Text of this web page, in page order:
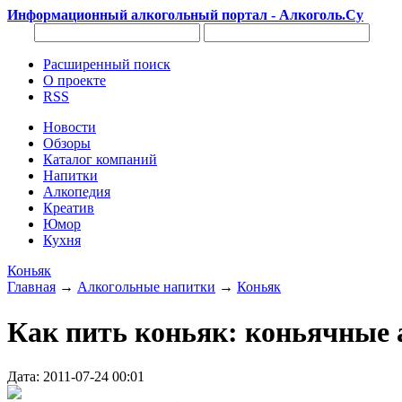
Информационный алкогольный портал - Алкоголь.Су
Расширенный поиск
О проекте
RSS
Новости
Обзоры
Каталог компаний
Напитки
Алкопедия
Креатив
Юмор
Кухня
Коньяк
Главная → Алкогольные напитки → Коньяк
Как пить коньяк: коньячные
Дата: 2011-07-24 00:01